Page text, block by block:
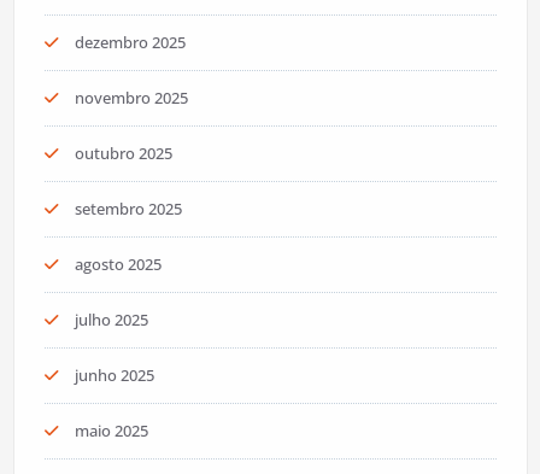
dezembro 2025
novembro 2025
outubro 2025
setembro 2025
agosto 2025
julho 2025
junho 2025
maio 2025